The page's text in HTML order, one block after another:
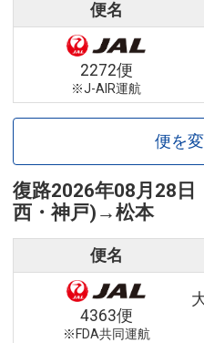
便名
2272便
※J-AIR運航
便を
復路2026年08月28日
西・神戸) →松本
便名
4363便
※FDA共同運航